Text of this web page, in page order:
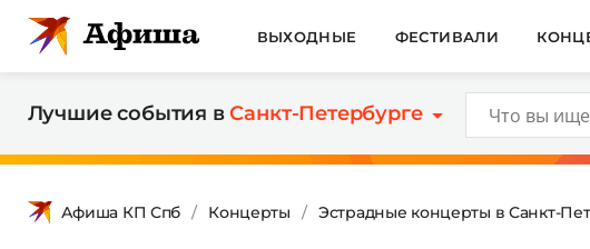
ВЫХОДНЫЕ ФЕСТИВАЛИ
Лучшие события вСанкт-Петербурге
Афиша КП Спб Концерты Эстрадные концерты в Санкт-